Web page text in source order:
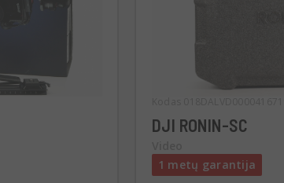
DJI RONIN-SC
1 metų garantija